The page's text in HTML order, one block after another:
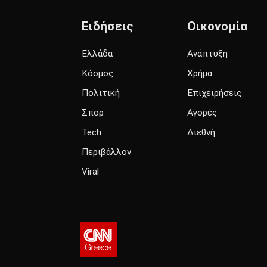
Ειδήσεις
Ελλάδα
Κόσμος
Πολιτική
Σπορ
Tech
Περιβάλλον
Viral
Οικονομία
Ανάπτυξη
Χρήμα
Επιχειρήσεις
Αγορές
Διεθνή